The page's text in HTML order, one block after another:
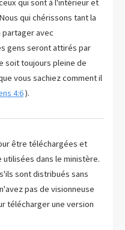
qui chérissons tant la
partager avec
gens seront attirés par
soit toujours pleine de
vous sachiez comment il
4:6).
être téléchargées et
dans le ministère.
sont distribués sans
pas de visionneuse
télécharger une version